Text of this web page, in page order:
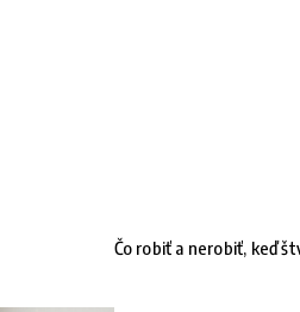
Čo robiť a nerobiť, keď